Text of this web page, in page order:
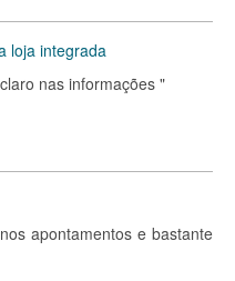
loja integrada
nas informações "
apontamentos e bastante